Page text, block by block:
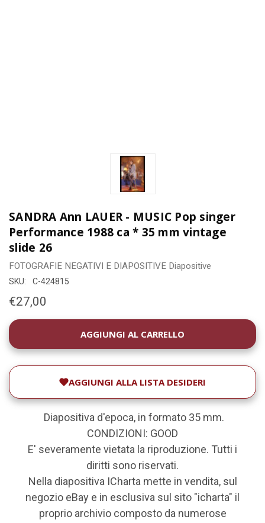
SANDRA Ann LAUER - MUSIC Pop singer
Performance 1988 ca * 35 mm vintage
slide 26
FOTOGRAFIE NEGATIVI E DIAPOSITIVE Diapositive
SKU: C-424815
€27,00
DISPONIBILITÀ
ATTUALE:
AGGIUNGI ALLA LISTA DESIDERI
Diapositiva d'epoca, in formato 35 mm.
CONDIZIONI: GOOD
E' severamente vietata la riproduzione. Tutti i
diritti sono riservati.
Nella diapositiva ICharta mette in vendita, sul
negozio eBay e in esclusiva sul sito "icharta" il
proprio archivio composto da numerose